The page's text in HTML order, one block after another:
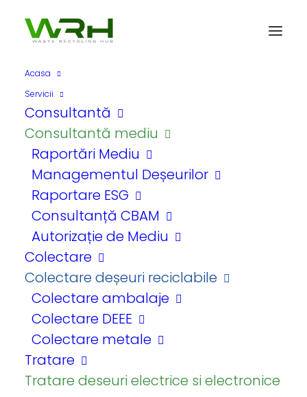
Acasa
Servicii
Consultantă
Consultantă mediu
Raportări Mediu
Managementul Deșeurilor
Raportare ESG
Consultanță CBAM
Autorizație de Mediu
Colectare
Colectare deșeuri reciclabile
Colectare ambalaje
Colectare DEEE
Colectare metale
Tratare
Tratare deseuri electrice si electronice
Noutăți, sfaturi și
informații utile
Contactează-ne